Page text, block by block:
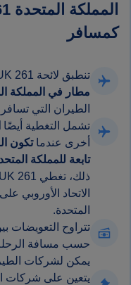
كمسافر
تنطبق لائحة UK 261 على جميع الرحلات
مطار في المملكة
الطيران التي
تشمل التغطية أيضًا
أخرى عندماتكون
تابعة للمملكة
الاتحاد الأوروبي
المتحدة.
تتراوح التعويضات
حسب مسافة الرحلة.
يمكن لشركات
يتعين على شركات